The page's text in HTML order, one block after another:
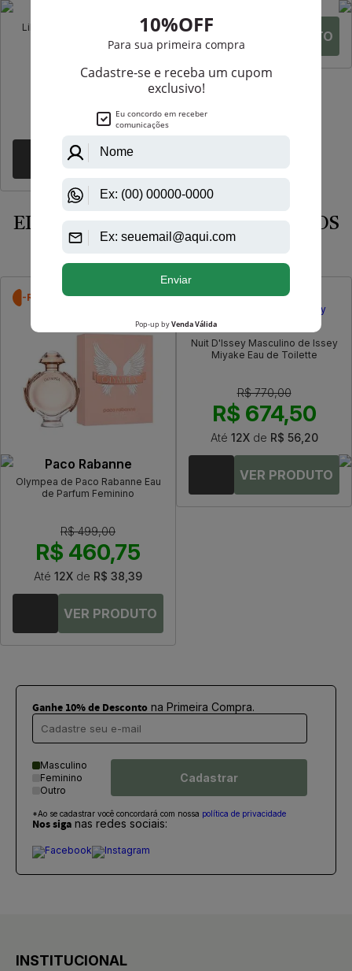
Lilac Manasik Eau De Parfum
Feminino
R$ 172,00
R$ 20,08
EI, NÃO SE ESQUEÇA DOS ÚLTIMOS
VISTOS
-R$ 38,25
Paco Rabanne
Olympea de Paco Rabanne Eau
de Parfum Feminino
R$ 499,00
R$ 460,75
Até 12X de R$ 38,39
-R$ 95,50
Nuit D'Issey Masculino de Issey
Miyake Eau de Toilette
R$ 770,00
R$ 674,50
Até 12Xde R$ 56,20
Ganhe 10% de Desconto na Primeira Compra.
Masculino
Feminino
Outro
Cadastrar
*Ao se cadastrar você concordará com nossa política de privacidade
Nos siga nas redes sociais:
INSTITUCIONAL